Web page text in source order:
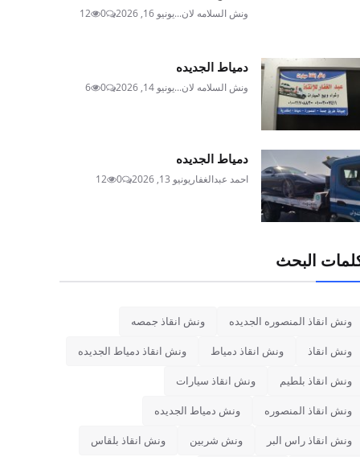
ونش السلامه لان...يونيو 16, 2026 0
12
دمياط الجديده
ونش السلامه لان...يونيو 14, 2026 0
6
دمياط الجديده
احمد عبدالغفاريونيو 13, 2026 0
12
البحث
ونش انقاذ المنصوره الجديده ونش انقاذ جمصه
ونش انقاذ ونش انقاذ دمياط ونش انقاذ دمياط الجديده
ونش انقاذ بلطيم ونش انقاذ سيارات
ونش انقاذ المنصوره ونش دمياط الجديده
ونش انقاذ راس البر ونش شربين ونش انقاذ بلقاس